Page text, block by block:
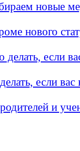
новые
нового
если
и